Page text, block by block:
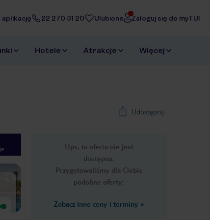
aplikację 22 270 31 20 Ulubione Zaloguj się do myTUI
Hotele Atrakcje Więcej
Udostępnij
Ups, ta oferta nie jest
dostępna.
Przygotowaliśmy dla Ciebie
podobne oferty:
Zobacz inne ceny i terminy »
29
Bardzo dobry